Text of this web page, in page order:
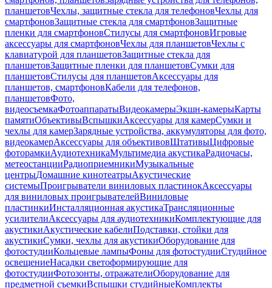
планшетовЧехлы, защитные стекла для телефоновЧехлы для
смартфоновЗащитные стекла для смартфоновЗащитные
пленки для смартфоновСтилусы для смартфоновИгровые
аксессуары для смартфоновЧехлы для планшетовЧехлы с
клавиатурой для планшетовЗащитные стекла для
планшетовЗащитные пленки для планшетовСумки для
планшетовСтилусы для планшетовАксессуары для
планшетов, смартфоновКабели для телефонов,
планшетовФото,
видеосъемкаФотоаппаратыВидеокамерыЭкшн-камерыКарты
памятиОбъективыВспышкиАксессуары для камерСумки и
чехлы для камерЗарядные устройства, аккумуляторы для фото,
видеокамерАксессуары для объективовШтативыЦифровые
фоторамкиАудиотехникаМультимедиа акустикаРадиочасы,
метеостанцииРадиоприемникиМузыкальные
центрыДомашние кинотеатрыАкустические
системыПроигрыватели виниловых пластинокАксессуары
для виниловых проигрывателейВиниловые
пластинкиИнсталляционная акустикаТрансляционные
усилителиАксессуары для аудиотехникиКомплектующие для
акустикиАкустические кабелиПодставки, стойки для
акустикиСумки, чехлы для акустикиОборудование для
фотостудииКольцевые лампыФоны для фотостудииСтудийное
освещениеНасадки светоформирующие для
фотостудииФотозонты, отражателиОборудование для
предметной съемкиВспышки студийныеКомплекты